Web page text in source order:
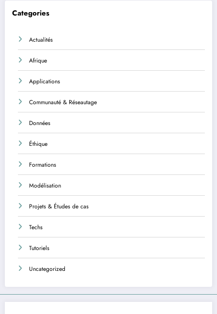
Categories
Actualités
Afrique
Applications
Communauté & Réseautage
Données
Éthique
Formations
Modélisation
Projets & Études de cas
Techs
Tutoriels
Uncategorized